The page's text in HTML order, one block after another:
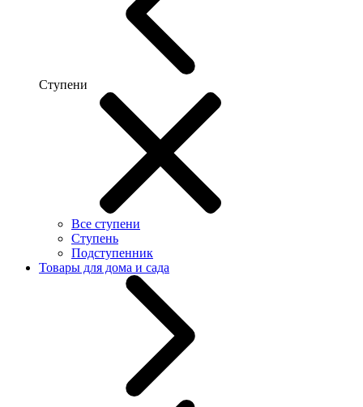
Ступени
Все ступени
Ступень
Подступенник
Товары для дома и сада